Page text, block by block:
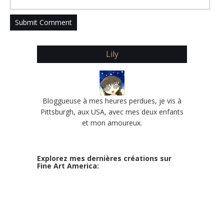
Lily
Bloggueuse à mes heures perdues, je vis à
Pittsburgh, aux USA, avec mes deux enfants
et mon amoureux.
Explorez mes dernières créations sur
Fine Art America: